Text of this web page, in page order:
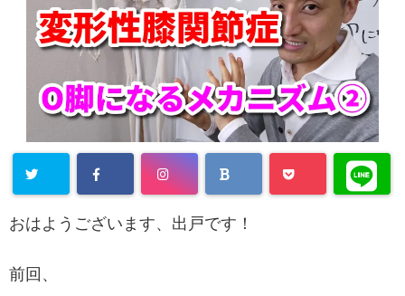
おはようございます、出戸です！
前回、